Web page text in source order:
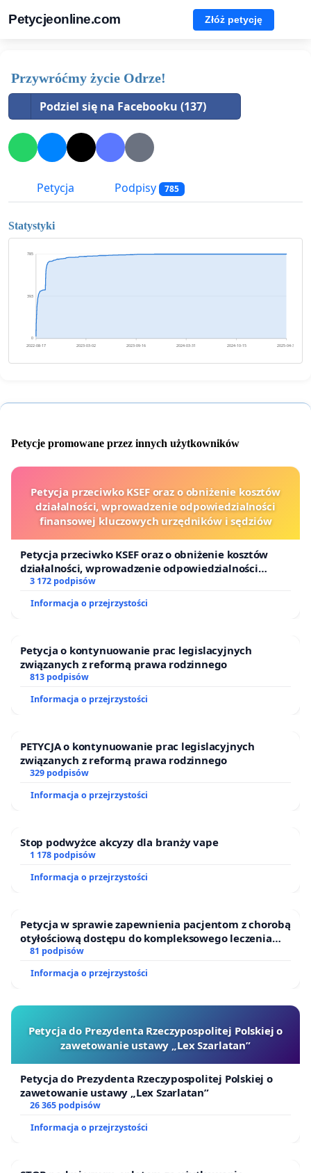
Petycjeonline.com Złóż petycję
Przywróćmy życie Odrze!
Podziel się na Facebooku (137)
Petycja Podpisy 785
Statystyki
0
393
785
2022-08-17 2023-03-02 2023-09-16 2024-03-31 2024-10-15 2025-04-30
Petycje promowane przez innych użytkowników
Petycja przeciwko KSEF oraz o obniżenie kosztów
działalności, wprowadzenie odpowiedzialności
finansowej kluczowych urzędników i sędziów
Petycja przeciwko KSEF oraz o obniżenie kosztów
działalności, wprowadzenie odpowiedzialności
finansowej kluczowych urzędników i sędziów
3 172 podpisów
Informacja o przejrzystości
Petycja o kontynuowanie prac legislacyjnych
związanych z reformą prawa rodzinnego
813 podpisów
Informacja o przejrzystości
PETYCJA o kontynuowanie prac legislacyjnych
związanych z reformą prawa rodzinnego
329 podpisów
Informacja o przejrzystości
Stop podwyżce akcyzy dla branży vape
1 178 podpisów
Informacja o przejrzystości
Petycja w sprawie zapewnienia pacjentom z chorobą
otyłościową dostępu do kompleksowego leczenia
oraz programów profilaktycznych.
81 podpisów
Informacja o przejrzystości
Petycja do Prezydenta Rzeczypospolitej Polskiej o
zawetowanie ustawy „Lex Szarlatan”
Petycja do Prezydenta Rzeczypospolitej Polskiej o
zawetowanie ustawy „Lex Szarlatan”
26 365 podpisów
Informacja o przejrzystości